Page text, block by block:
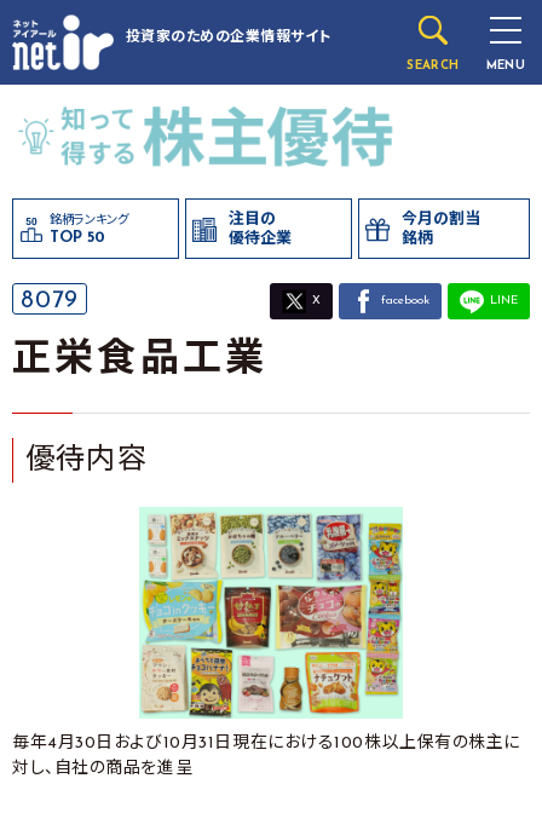
投資家のための企業情報サイト
SEARCH MENU
銘柄ランキング
TOP 50
注目の
優待企業
今月の割当
銘柄
8079 X facebook LINE
正栄食品工業
優待内容
毎年4月30日および10月31日現在における100株以上保有の株主に
対し、自社の商品を進呈